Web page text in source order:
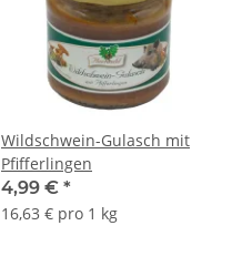
Wildschwein-Gulasch mit
Pfifferlingen
4,99 € *
16,63 € pro 1 kg